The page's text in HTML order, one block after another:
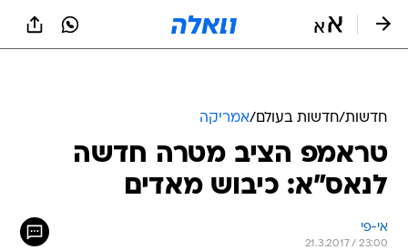
חדשות/חדשות בעולם/אמריקה
טראמפ הציב מטרה חדשה
לנאס"א: כיבוש מאדים
אי-פי
21.3.2017 / 23:00